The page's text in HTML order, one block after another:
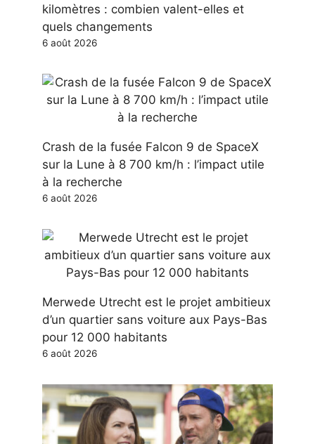
kilomètres : combien valent-elles et
quels changements
6 août 2026
Crash de la fusée Falcon 9 de SpaceX
sur la Lune à 8 700 km/h : l’impact utile
à la recherche
6 août 2026
Merwede Utrecht est le projet ambitieux
d’un quartier sans voiture aux Pays-Bas
pour 12 000 habitants
6 août 2026